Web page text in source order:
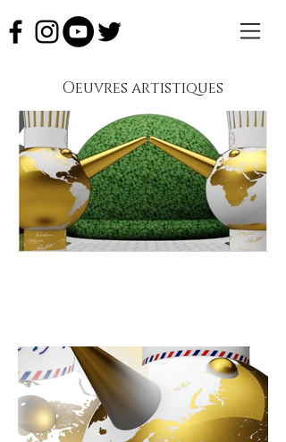
Oeuvres artistiques